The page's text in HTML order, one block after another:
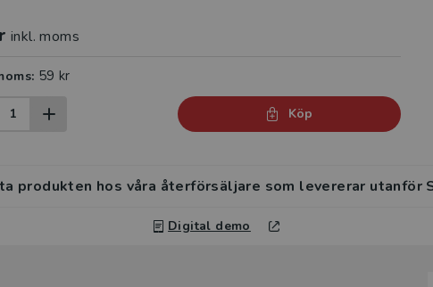
inkl. moms
59 kr
Köp
produkten hos våra återförsäljare som levererar utanför
Digital demo